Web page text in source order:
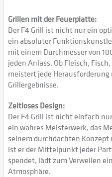
Grillen mit der Feuerplatte:
Der F4 Grill ist nicht nur ein
ein absoluter
mit einem Durchmesser von
jeden Anlass. Ob Fleisch,
meistert jede
Grillergebnisse.
Zeitloses Design:
Der F4 Grill ist nicht einfach
ein wahres Meisterwerk, das
seinem durchdachten
ist er der Mittelpunkt jeder
spendet, lädt zum Verweilen
Atmosphäre.